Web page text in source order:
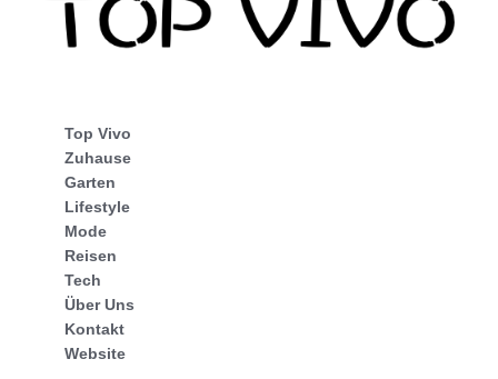
Top Vivo
Zuhause
Garten
Lifestyle
Mode
Reisen
Tech
Über Uns
Kontakt
Website